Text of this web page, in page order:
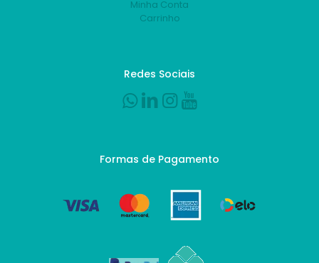
Minha Conta
Carrinho
Redes Sociais
Formas de Pagamento